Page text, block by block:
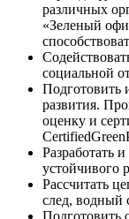
различных
«Зеленый
социальной
Подготовить
развития.
оценку и
Разработать
устойчивого
Рассчитать
след, водный